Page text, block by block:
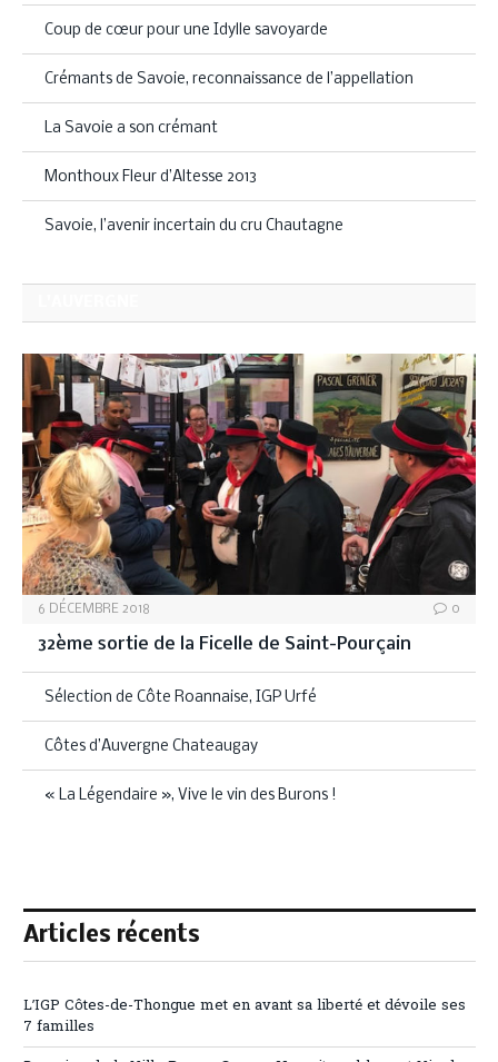
Coup de cœur pour une Idylle savoyarde
Crémants de Savoie, reconnaissance de l’appellation
La Savoie a son crémant
Monthoux Fleur d’Altesse 2013
Savoie, l’avenir incertain du cru Chautagne
6 DÉCEMBRE 2018 0
32ème sortie de la Ficelle de Saint-Pourçain
Sélection de Côte Roannaise, IGP Urfé
Côtes d’Auvergne Chateaugay
« La Légendaire », Vive le vin des Burons !
Articles récents
L’IGP Côtes-de-Thongue met en avant sa liberté et dévoile ses
7 familles